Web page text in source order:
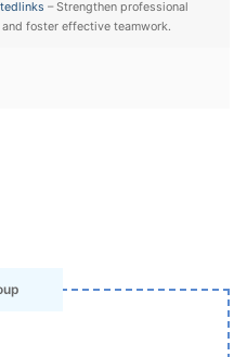
– Strengthen professional
foster effective teamwork.